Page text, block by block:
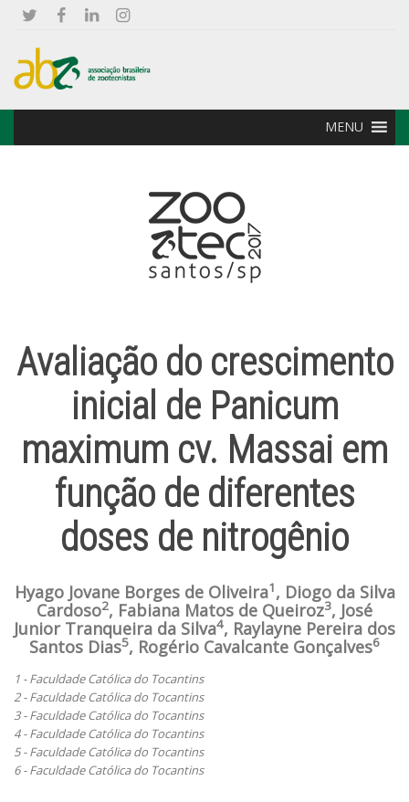
MENU
Avaliação do crescimento
inicial de Panicum
maximum cv. Massai em
função de diferentes
doses de nitrogênio
Hyago Jovane Borges de Oliveira1, Diogo da Silva
Cardoso2, Fabiana Matos de Queiroz3, José
Junior Tranqueira da Silva4, Raylayne Pereira dos
Santos Dias5, Rogério Cavalcante Gonçalves6
1 - Faculdade Católica do Tocantins
2 - Faculdade Católica do Tocantins
3 - Faculdade Católica do Tocantins
4 - Faculdade Católica do Tocantins
5 - Faculdade Católica do Tocantins
6 - Faculdade Católica do Tocantins